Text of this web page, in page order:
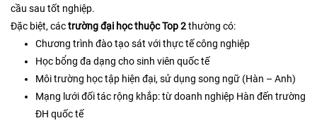
cầu sau tốt nghiệp.
Đặc biệt, cáctrường đại học thuộc Top 2thường có:
Chương trình đào tạo sát với thực tế công nghiệp
Học bổng đa dạng cho sinh viên quốc tế
Môi trường học tập hiện đại, sử dụng song ngữ (Hàn – Anh)
Mạng lưới đối tác rộng khắp: từ doanh nghiệp Hàn đến trường
ĐH quốc tế